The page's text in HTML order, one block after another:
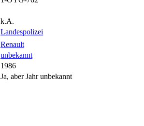
k.A.
Landespolizei
Renault
unbekannt
1986
Ja, aber Jahr unbekannt